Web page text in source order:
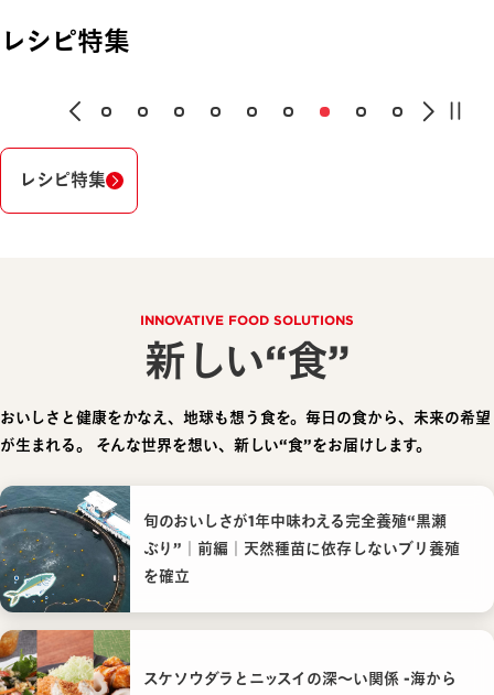
レシピ特集
レシピ特集
INNOVATIVE FOOD SOLUTIONS
新しい“食”
おいしさと健康をかなえ、地球も想う食を。毎日の食から、未来の希望
が生まれる。
そんな世界を想い、新しい“食”をお届けします。
旬のおいしさが1年中味わえる完全養殖“黒瀬
ぶり”｜前編｜天然種苗に依存しないブリ養殖
を確立
スケソウダラとニッスイの深〜い関係 -海から